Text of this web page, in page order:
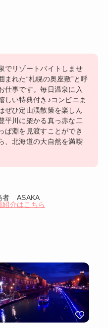
でリゾートバイトしませ
まれた“札幌の奥座敷”と呼
仕事です。毎日温泉に入
しい特典付き♪コンビニま
ぜひ定山渓散策を楽しん
平川に架かる真っ赤な二
ぱ淵を見渡すことができ
、北海道の大自然を満喫
者 ASAKA
紹介はこちら